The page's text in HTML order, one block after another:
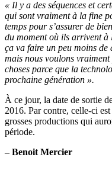
« Il y a des séquences et
qui sont vraiment à la fine
temps pour s’assurer de
du moment où ils arrivent à
ça va faire un peu moins de
mais nous voulons
choses parce que la
prochaine génération ».
À ce jour, la date de sortie
2016. Par contre, celle-ci
grosses productions qui
période.
– Benoit Mercier